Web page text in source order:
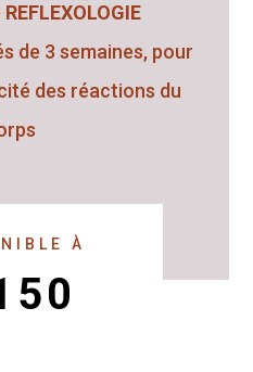
REFLEXOLOGIE
de 3 semaines, pour
des réactions du
À
plus